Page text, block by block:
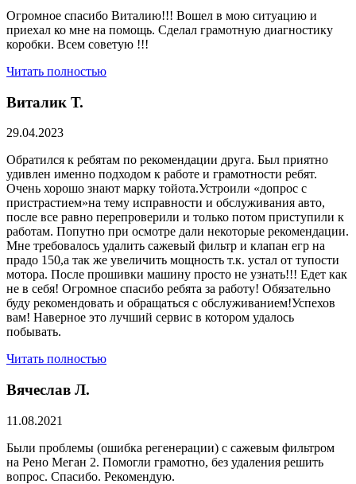
Огромное спасибо Виталию!!! Вошел в мою ситуацию и
приехал ко мне на помощь. Сделал грамотную диагностику
коробки. Всем советую !!!
Читать полностью
Виталик Т.
29.04.2023
Обратился к ребятам по рекомендации друга. Был приятно
удивлен именно подходом к работе и грамотности ребят.
Очень хорошо знают марку тойота.Устроили «допрос с
пристрастием»на тему исправности и обслуживания авто,
после все равно перепроверили и только потом приступили к
работам. Попутно при осмотре дали некоторые рекомендации.
Мне требовалось удалить сажевый фильтр и клапан егр на
прадо 150,а так же увеличить мощность т.к. устал от тупости
мотора. После прошивки машину просто не узнать!!! Едет как
не в себя! Огромное спасибо ребята за работу! Обязательно
буду рекомендовать и обращаться с обслуживанием!Успехов
вам! Наверное это лучший сервис в котором удалось
побывать.
Читать полностью
Вячеслав Л.
11.08.2021
Были проблемы (ошибка регенерации) с сажевым фильтром
на Рено Меган 2. Помогли грамотно, без удаления решить
вопрос. Спасибо. Рекомендую.